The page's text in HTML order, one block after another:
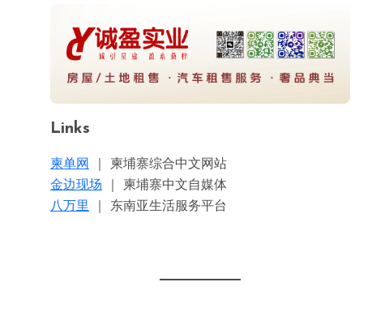
Links
柬单网
｜ 柬埔寨综合中文网站
金边现场 ｜ 柬埔寨中文自媒体
八万里
｜ 东南亚生活服务平台